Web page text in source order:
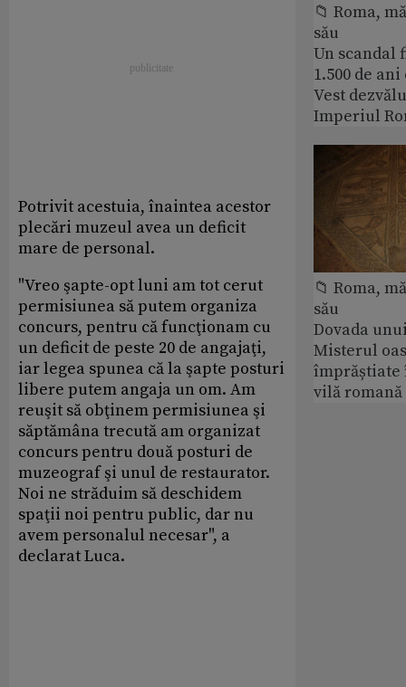
Potrivit acestuia, înaintea acestor
plecări muzeul avea un deficit
mare de personal.
"Vreo şapte-opt luni am tot cerut
permisiunea să putem organiza
concurs, pentru că funcţionam cu
un deficit de peste 20 de angajaţi,
iar legea spunea că la şapte posturi
libere putem angaja un om. Am
reuşit să obţinem permisiunea şi
săptămâna trecută am organizat
concurs pentru două posturi de
muzeograf şi unul de restaurator.
Noi ne străduim să deschidem
spaţii noi pentru public, dar nu
avem personalul necesar", a
declarat Luca.
📁 Roma,
său
Un scandal
1.500 de
Vest
Imperiul
📁 Roma,
său
Dovada
Misterul
împrăștiate
vilă romană